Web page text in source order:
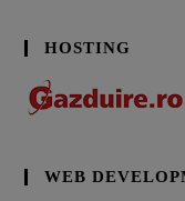
HOSTING
WEB